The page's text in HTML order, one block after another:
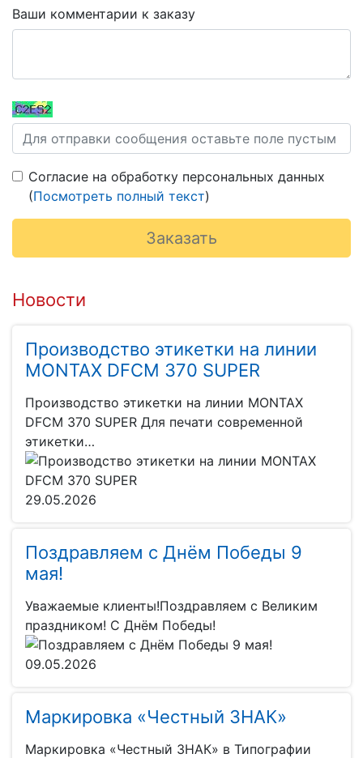
Ваши комментарии к заказу
Согласие на обработку персональных данных
(Посмотреть полный текст)
Новости
Производство этикетки на линии
MONTAX DFCM 370 SUPER
Производство этикетки на линии MONTAX
DFCM 370 SUPER Для печати современной
этикетки…
29.05.2026
Поздравляем с Днём Победы 9
мая!
Уважаемые клиенты!Поздравляем с Великим
праздником! С Днём Победы!
09.05.2026
Маркировка «Честный ЗНАК»
Маркировка «Честный ЗНАК» в Типографии